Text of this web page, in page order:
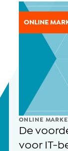
ONLINE
ONLINE
De
voor IT-